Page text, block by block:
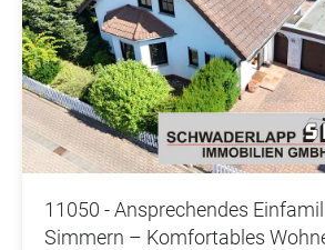
11050 - Ansprechendes
Simmern – Komfortables